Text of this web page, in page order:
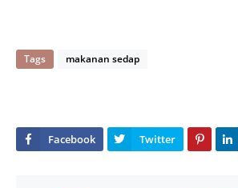
Tags makanan sedap